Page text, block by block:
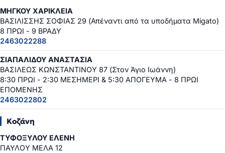
ΜΗΓΚΟΥ ΧΑΡΙΚΛΕΙΑ
ΒΑΣΙΛΙΣΣΗΣ ΣΟΦΙΑΣ 29 (Απέναντι από τα υποδήματα Migato)
8 ΠΡΩΙ - 9 ΒΡΑΔΥ
2463022288
ΣΙΑΠΑΛΙΔΟΥ ΑΝΑΣΤΑΣΙΑ
ΒΑΣΙΛΕΩΣ ΚΩΝΣΤΑΝΤΙΝΟΥ 87 (Στον Άγιο Ιωάννη)
8:30 ΠΡΩΙ - 2:30 ΜΕΣΗΜΕΡΙ & 5:30 ΑΠΟΓΕΥΜΑ - 8 ΠΡΩΙ
ΕΠΟΜΕΝΗΣ
2463022802
Κοζάνη
ΤΥΦΟΞΥΛΟΥ ΕΛΕΝΗ
ΠΑΥΛΟΥ ΜΕΛΑ 12